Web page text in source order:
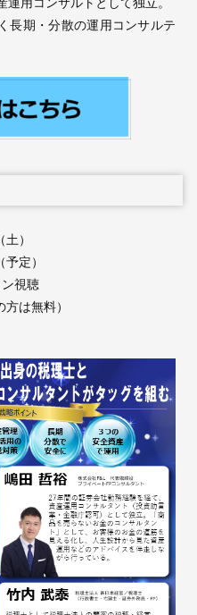
長期・分散の運用コンサルテ
）
定）
視聴
は無料）